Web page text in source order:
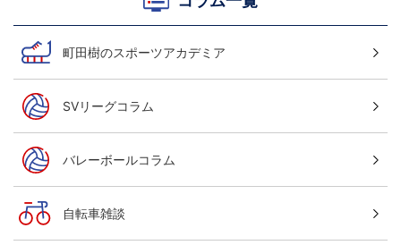
町田樹のスポーツアカデミア
SVリーグコラム
バレーボールコラム
自転車雑談